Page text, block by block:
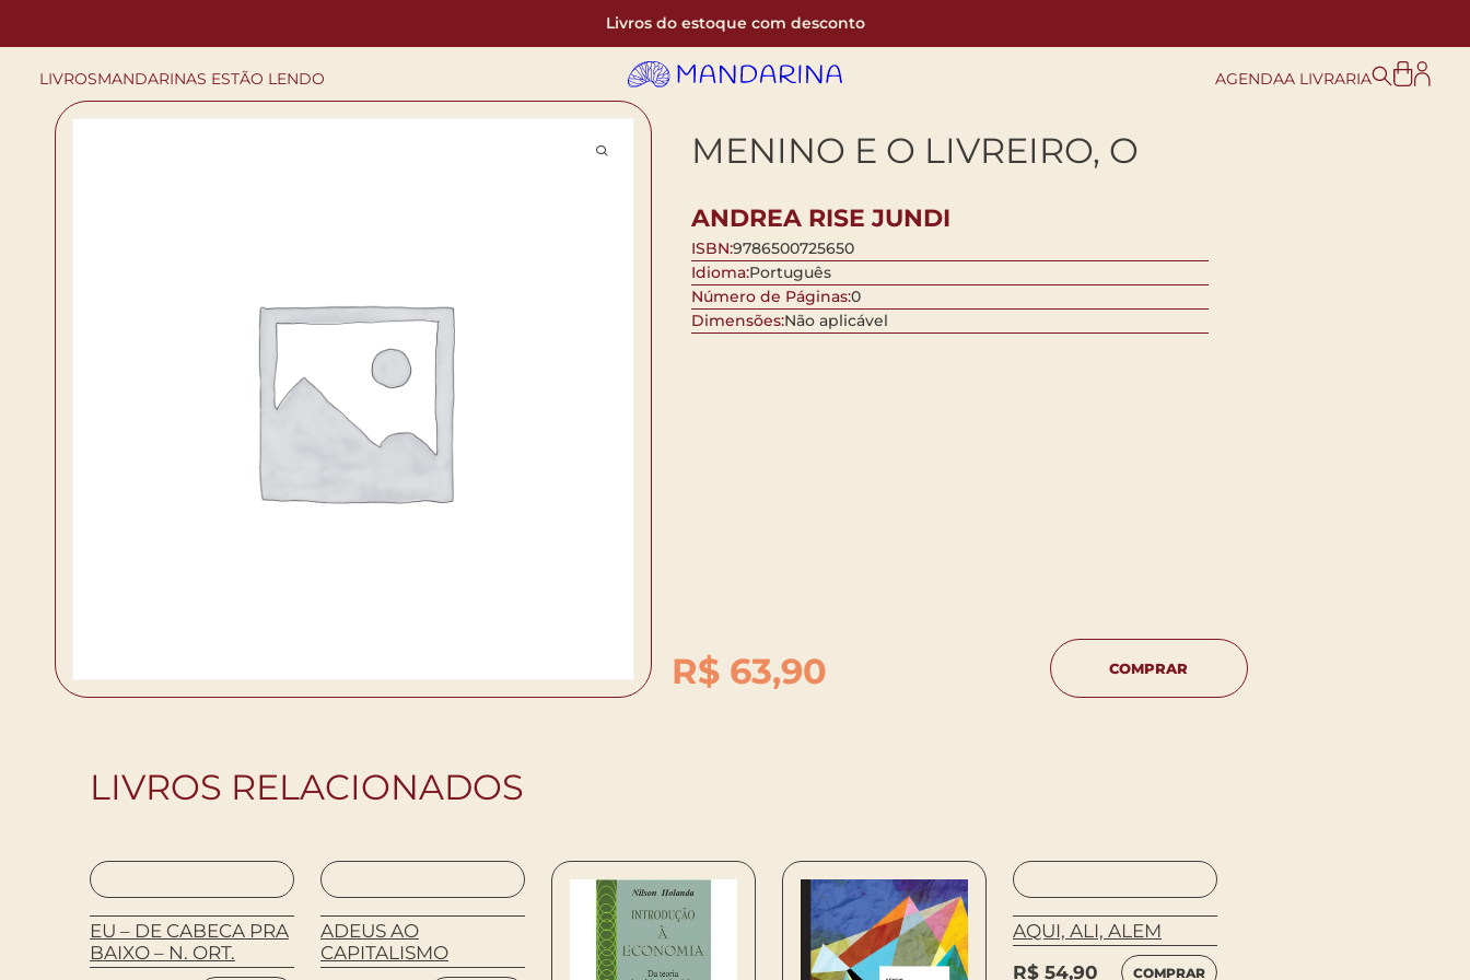
Livros do estoque com desconto
LIVROSMANDARINAS ESTÃO LENDO AGENDAA LIVRARIA
MENINO E O LIVREIRO, O
ANDREA RISE JUNDI
ISBN:9786500725650
Idioma:Português
Número de Páginas:0
Dimensões:Não aplicável
R$63,90 COMPRAR
LIVROS RELACIONADOS
EU – DE CABECA PRA
BAIXO – N. ORT.
ADEUS AO
CAPITALISMO
AQUI, ALI, ALEM
R$ 54,90 COMPRAR